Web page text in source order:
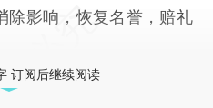
除影响，恢复名誉，赔礼
订阅后继续阅读